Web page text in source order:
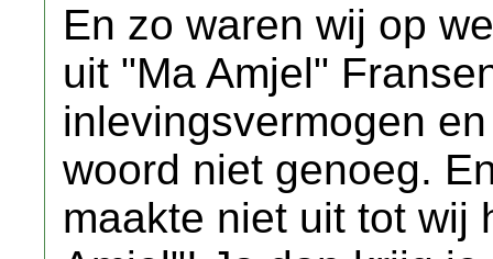
En zo waren wij op
uit "Ma Amjel"
inlevingsvermogen
woord niet genoeg.
maakte niet uit tot wij